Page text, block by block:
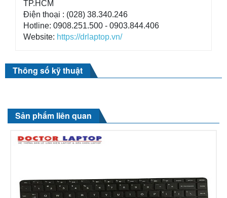
TP.HCM
Điện thoại : (028) 38.340.246
Hotline: 0908.251.500 - 0903.844.406
Website: https://drlaptop.vn/
Thông số kỹ thuật
Sản phẩm liên quan